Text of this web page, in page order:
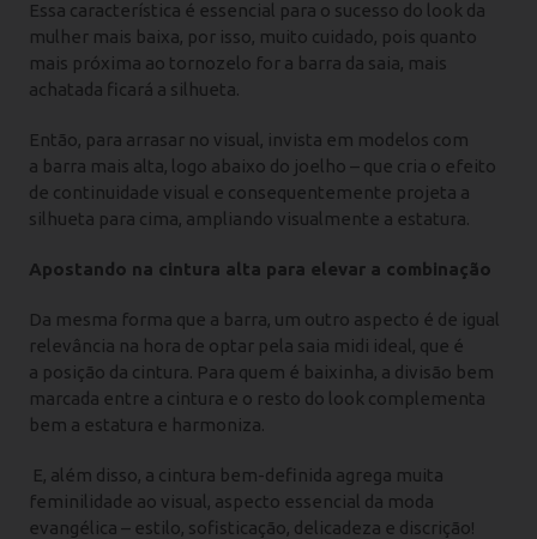
Essa característica é essencial para o sucesso do look da
mulher mais baixa, por isso, muito cuidado, pois quanto
mais próxima ao tornozelo for a barra da saia, mais
achatada ficará a silhueta.
Então, para arrasar no visual, invista em modelos com
a barra mais alta, logo abaixo do joelho – que cria o efeito
de continuidade visual e consequentemente projeta a
silhueta para cima, ampliando visualmente a estatura.
Apostando na cintura alta para elevar a combinação
Da mesma forma que a barra, um outro aspecto é de igual
relevância na hora de optar pela saia midi ideal, que é
a posição da cintura. Para quem é baixinha, a divisão bem
marcada entre a cintura e o resto do look complementa
bem a estatura e harmoniza.
E, além disso, a cintura bem-definida agrega muita
feminilidade ao visual, aspecto essencial da moda
evangélica – estilo, sofisticação, delicadeza e discrição!